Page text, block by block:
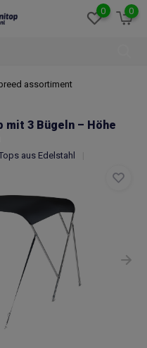
0 0
assortiment
mit 3 Bügeln – Höhe
aus Edelstahl